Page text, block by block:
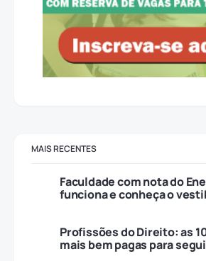
MAIS RECENTES
Faculdade com nota do
funciona e conheça o
Profissões do Direito: as
mais bem pagas para